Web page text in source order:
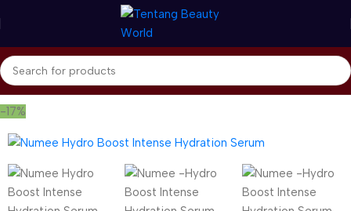
Beranda Numee Serum
-17%